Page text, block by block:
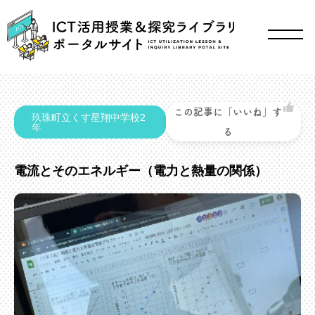
玖珠町立くす星翔中学校2
年
この記事に「いいね」す
る
電流とそのエネルギー（電力と熱量の関係）